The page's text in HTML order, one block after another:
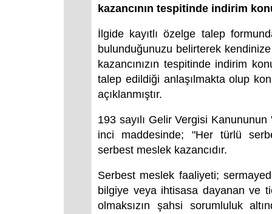
kazancının tespitinde indirim
İlgide kayıtlı özelge talep
bulunduğunuzu belirterek
kazancınızın tespitinde indirim
talep edildiği anlaşılmakta olup
açıklanmıştır.
193 sayılı Gelir Vergisi
inci maddesinde; "Her türlü
serbest meslek kazancıdır.
Serbest meslek faaliyeti;
bilgiye veya ihtisasa dayanan ve
olmaksızın şahsi sorumluluk